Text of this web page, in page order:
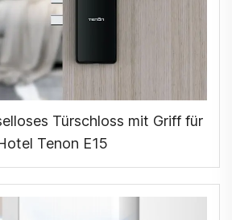
Türschloss mit Griff für
Tenon E15